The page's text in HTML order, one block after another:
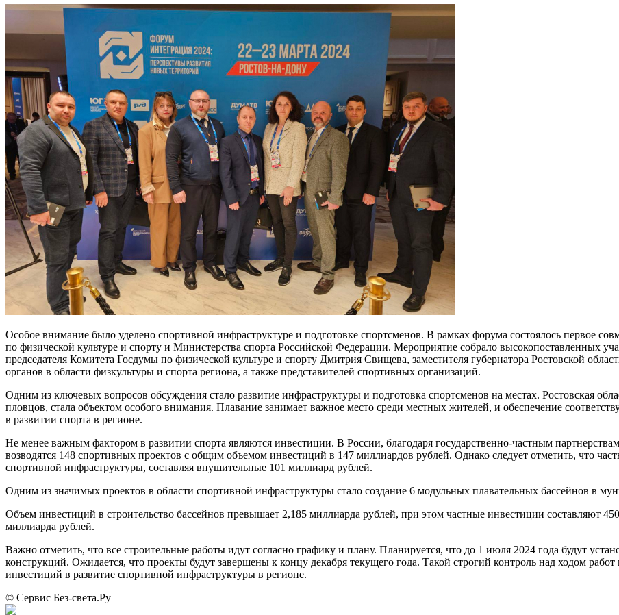
Особое внимание было уделено спортивной инфраструктуре и подготовке спортсменов. В рамках форума состоялось первое
по физической культуре и спорту и Министерства спорта Российской Федерации. Мероприятие собрало высокопоставленных
председателя Комитета Госдумы по физической культуре и спорту Дмитрия Свищева, заместителя губернатора Ростовской
органов в области физкультуры и спорта региона, а также представителей спортивных организаций.
Одним из ключевых вопросов обсуждения стало развитие инфраструктуры и подготовка спортсменов на местах. Ростовская
пловцов, стала объектом особого внимания. Плавание занимает важное место среди местных жителей, и обеспечение
в развитии спорта в регионе.
Не менее важным фактором в развитии спорта являются инвестиции. В России, благодаря государственно-частным
возводятся 148 спортивных проектов с общим объемом инвестиций в 147 миллиардов рублей. Однако следует отметить, что
спортивной инфраструктуры, составляя внушительные 101 миллиард рублей.
Одним из значимых проектов в области спортивной инфраструктуры стало создание 6 модульных плавательных бассейнов в
Объем инвестиций в строительство бассейнов превышает 2,185 миллиарда рублей, при этом частные инвестиции составляют
миллиарда рублей.
Важно отметить, что все строительные работы идут согласно графику и плану. Планируется, что до 1 июля 2024 года будут
конструкций. Ожидается, что проекты будут завершены к концу декабря текущего года. Такой строгий контроль над ходом
инвестиций в развитие спортивной инфраструктуры в регионе.
© Сервис Без-света.Ру